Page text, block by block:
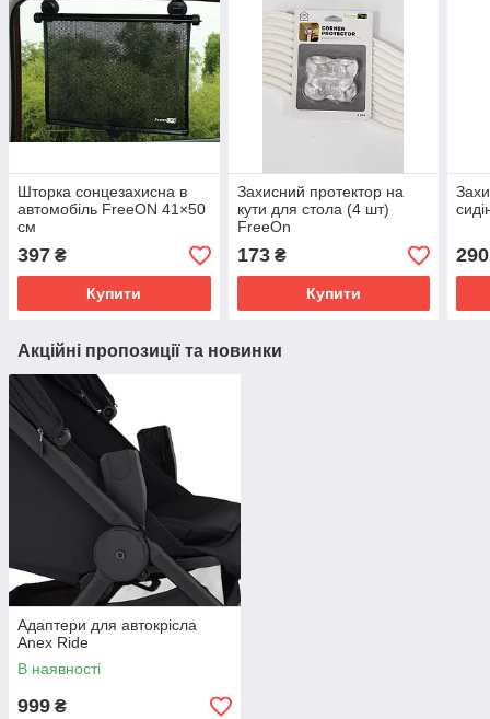
Шторка сонцезахисна в
автомобіль FreeON 41×50
см
397 ₴
Купити
Захисний протектор на
кути для стола (4 шт)
FreeOn
173₴
Купити
290
Акційні пропозиції та новинки
Адаптери для автокрісла
Anex Ride
В наявності
999 ₴